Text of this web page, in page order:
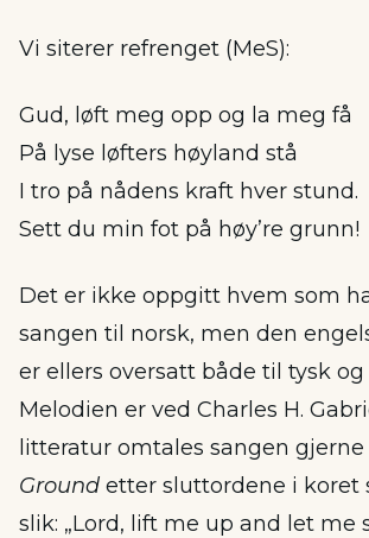
Vi siterer refrenget (MeS):
Gud, løft meg opp og la meg få
På lyse løfters høyland stå
I tro på nådens kraft hver stund.
Sett du min fot på høy’re grunn!
Det er ikke oppgitt hvem som
sangen til norsk, men den
er ellers oversatt både til tysk og
Melodien er ved Charles H.
litteratur omtales sangen gjerne
Ground etter sluttordene i koret
slik: „Lord, lift me up and let me